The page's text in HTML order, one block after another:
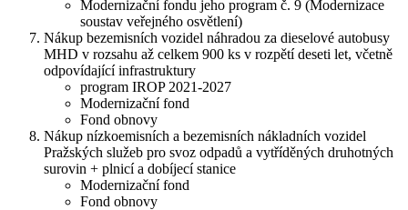
Modernizační fondu jeho program č. 9 (Modernizace
soustav veřejného osvětlení)
Nákup bezemisních vozidel náhradou za dieselové autobusy
MHD v rozsahu až celkem 900 ks v rozpětí deseti let, včetně
odpovídající infrastruktury
program IROP 2021-2027
Modernizační fond
Fond obnovy
Nákup nízkoemisních a bezemisních nákladních vozidel
Pražských služeb pro svoz odpadů a vytříděných druhotných
surovin + plnicí a dobíjecí stanice
Modernizační fond
Fond obnovy